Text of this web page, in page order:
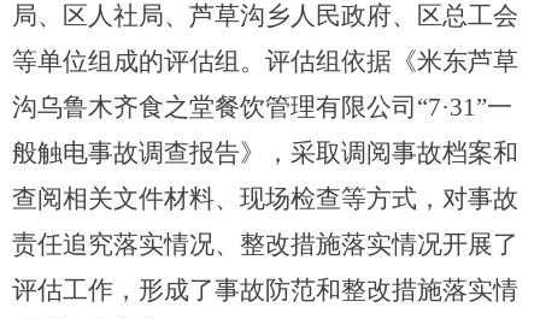
局、区人社局、芦草沟乡人民政府、区总工会
等单位组成的评估组 。 评估组依据《米东芦草
沟乌鲁木齐食之堂餐饮管理有限公司 “7·31”一
般触电事故调查报告》
，采取调阅事故档案和
查阅相关文件材料、现场检查等方式，对事故
责任追究落实情况、整改措施落实情况开展了
评估工作，形成了事故防范和整改措施落实情